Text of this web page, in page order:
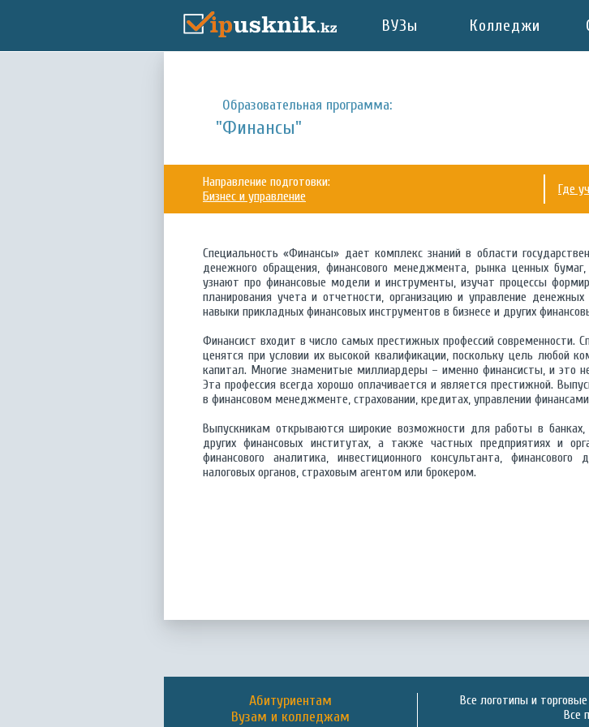
ВУЗы Колледжи
Образовательная программа:
"Финансы"
Направление подготовки:
Бизнес и управление
Где
Специальность «Финансы» дает комплекс знаний в области
денежного обращения, финансового менеджмента, рынка ценных
узнают про финансовые модели и инструменты, изучат процессы
планирования учета и отчетности, организацию и управление
навыки прикладных финансовых инструментов в бизнесе и других
Финансист входит в число самых престижных профессий современности.
ценятся при условии их высокой квалификации, поскольку цель любой
капитал. Многие знаменитые миллиардеры – именно финансисты, и это
Эта профессия всегда хорошо оплачивается и является престижной.
в финансовом менеджменте, страховании, кредитах, управлении
Выпускникам открываются широкие возможности для работы в
других финансовых институтах, а также частных предприятиях и
финансового аналитика, инвестиционного консультанта,
налоговых органов, страховым агентом или брокером.
Абитуриентам
Вузам и колледжам
Все логотипы и
Все